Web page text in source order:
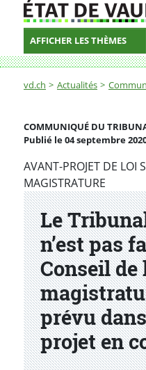
AFFICHER LES THÈMES
Fil d'Ariane
vd.ch Actualités
Le Tribunal cantonal
Le
n’est pas
Conseil de
prévu
projet en
COMMUNIQUÉ DU
Publié le 04 septembre
Partenaire(s)
AVANT-PROJET DE LOI
MAGISTRATURE